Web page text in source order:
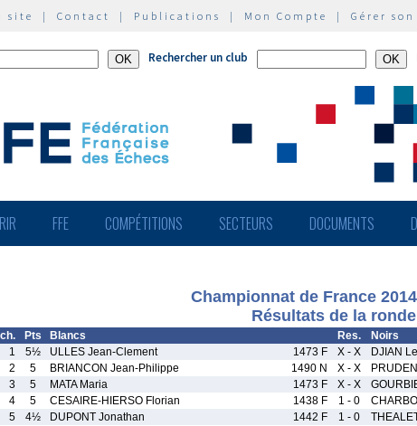
site | Contact | Publications | Mon Compte | Gérer
Rechercher un club
FFE COMPÉTITIONS SECTEURS DOCUMENTS
Championnat de France
Résultats de la
Pts Blancs Res. Noirs
1
5½ ULLES Jean-Clement 1473 F X - X DJIAN
2
5 BRIANCON Jean-Philippe 1490 N X - X
3
5 MATA Maria 1473 F X - X
4
5 CESAIRE-HIERSO Florian 1438 F 1 - 0
5
4½ DUPONT Jonathan 1442 F 1 - 0